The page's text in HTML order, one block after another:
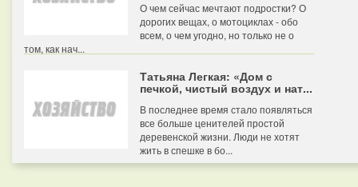
О чем сейчас мечтают подростки? О
дорогих вещах, о мотоциклах - обо
всем, о чем угодно, но только не о
том, как нач...
Татьяна Легкая: «Дом с
печкой, чистый воздух и нат...
В последнее время стало появляться
все больше ценителей простой
деревенской жизни. Люди не хотят
жить в спешке в бо...